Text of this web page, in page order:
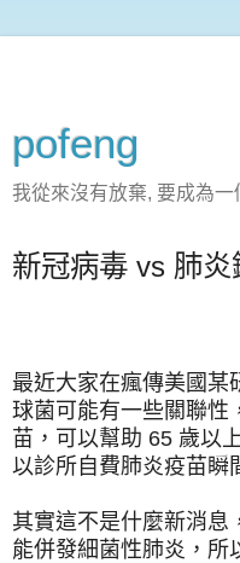
pofeng
我從來沒有放棄, 要成為
新冠病毒 vs 肺炎
最近大家在瘋傳美國某
球菌可能有一些關聯性
苗，可以幫助 65 歲以
以診所自費肺炎疫苗瞬
其實這不是什麼新消息
能併發細菌性肺炎，所